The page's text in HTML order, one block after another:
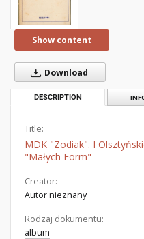
Show content
Download
DESCRIPTION
Title:
MDK "Zodiak". I
"Małych Form"
Creator:
Autor nieznany
Rodzaj dokumentu:
album